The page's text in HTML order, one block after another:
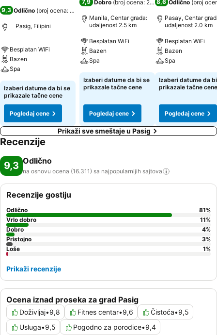
9,3 Odlično (broj ocena: 16.311
Pasig, Filipini
Besplatan WiFi
Bazen
Spa
Izaberi datume da bi se
prikazale tačne cene
Pogledaj cene
7,9 Dobro (broj ocena: 2.740)
Manila, Centar grada:
udaljenost 2.5 km
Besplatan WiFi
Bazen
Spa
Izaberi datume da bi se
prikazale tačne cene
Pogledaj cene
8,6 Odlično (broj
Pasay, Centar
udaljenost 2.0 km
Besplatan WiFi
Bazen
Spa
Izaberi datume da
prikazale tačne cene
Pogledaj cene
Prikaži sve smeštaje u Pasig
Recenzije
9,3 Odlično
na osnovu ocena (16.311) sa najpopularnijih sajtova
Ocena iznad proseka za grad Pasig
Doživljaj•9,8 Fitnes centar•9,6 Čistoća•9,5
Usluga•9,5 Pogodno za porodice•9,4
Recenzije gostiju
Odlično 81%
Vrlo dobro
11%
Dobro
4%
Pristojno
3%
Loše
1%
Prikaži recenzije